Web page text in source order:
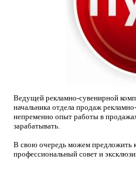
Ведущей рекламно-сувенирной
начальника отдела продаж
непременно опыт работы в
зарабатывать.
В свою очередь можем предложить
профессиональный совет и